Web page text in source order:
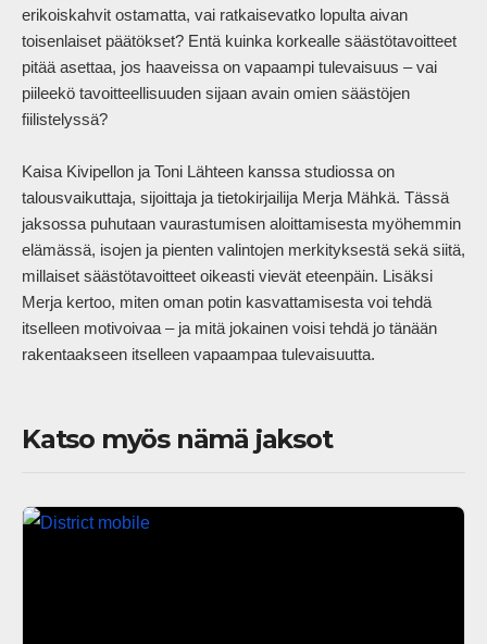
erikoiskahvit ostamatta, vai ratkaisevatko lopulta aivan
toisenlaiset päätökset? Entä kuinka korkealle säästötavoitteet
pitää asettaa, jos haaveissa on vapaampi tulevaisuus – vai
piileekö tavoitteellisuuden sijaan avain omien säästöjen
fiilistelyssä?
Kaisa Kivipellon ja Toni Lähteen kanssa studiossa on
talousvaikuttaja, sijoittaja ja tietokirjailija Merja Mähkä. Tässä
jaksossa puhutaan vaurastumisen aloittamisesta myöhemmin
elämässä, isojen ja pienten valintojen merkityksestä sekä siitä,
millaiset säästötavoitteet oikeasti vievät eteenpäin. Lisäksi
Merja kertoo, miten oman potin kasvattamisesta voi tehdä
itselleen motivoivaa – ja mitä jokainen voisi tehdä jo tänään
rakentaakseen itselleen vapaampaa tulevaisuutta.
Katso myös nämä jaksot